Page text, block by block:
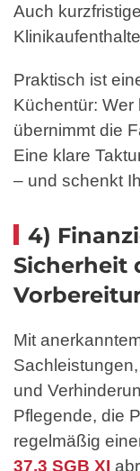
Auch
Praktisch ist
Küchentür:
übernimmt die
Eine klare
– und schenkt
4)
Sicherheit
Mit
und
Pflegende, die
regelmäßig
37.3 SGB XI